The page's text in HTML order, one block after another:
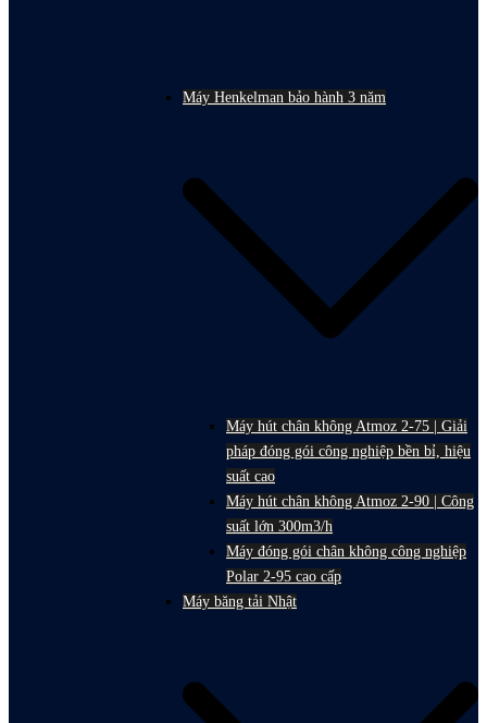
Máy Henkelman bảo hành 3 năm
Máy hút chân không Atmoz 2-75 | Giải
pháp đóng gói công nghiệp bền bỉ, hiệu
suất cao
Máy hút chân không Atmoz 2-90 | Công
suất lớn 300m3/h
Máy đóng gói chân không công nghiệp
Polar 2-95 cao cấp
Máy băng tải Nhật